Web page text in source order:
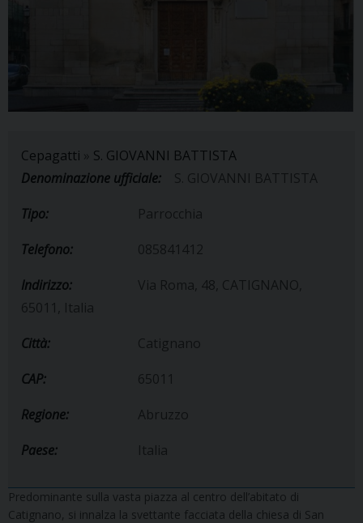
Cepagatti » S. GIOVANNI BATTISTA
Denominazione ufficiale:
S. GIOVANNI BATTISTA
Tipo:
Parrocchia
Telefono:
085841412
Indirizzo:
Via Roma, 48, CATIGNANO,
65011, Italia
Città:
Catignano
CAP:
65011
Regione:
Abruzzo
Paese:
Italia
Predominante sulla vasta piazza al centro dell’abitato di
Catignano, si innalza la svettante facciata della chiesa di San